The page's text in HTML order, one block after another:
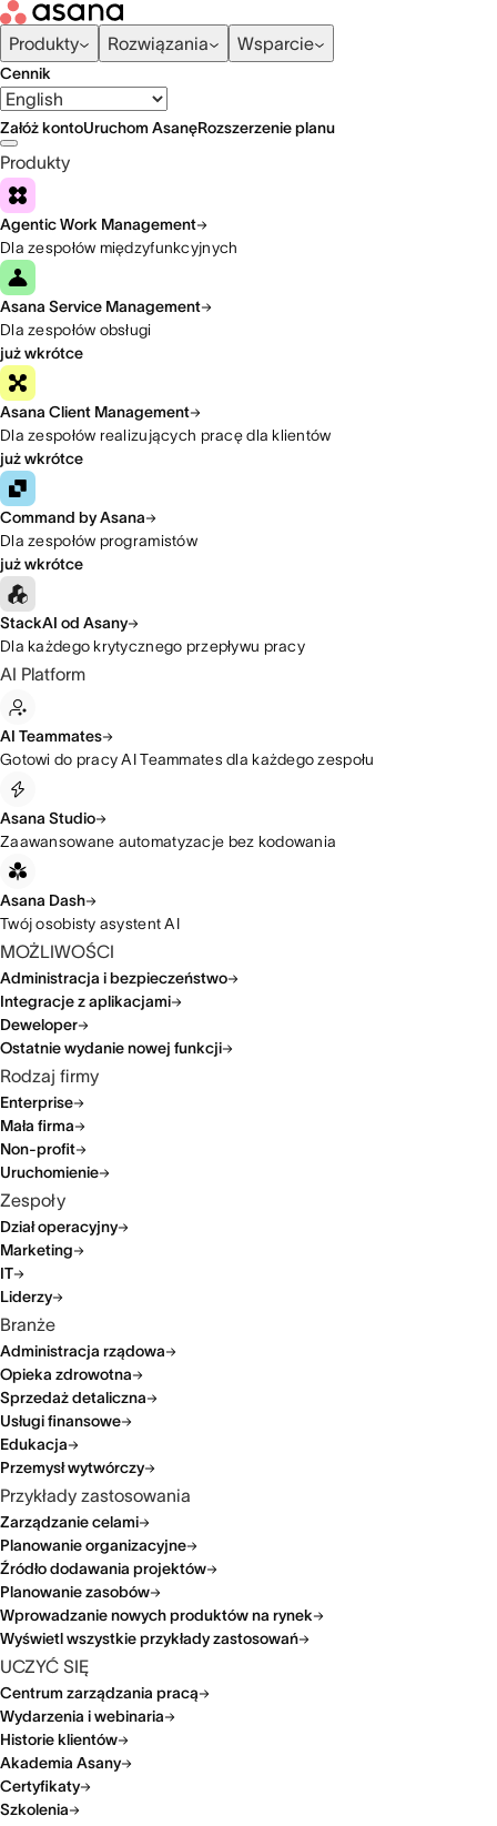
Produkty Rozwiązania Wsparcie
Cennik
Załóż kontoUruchom AsanęRozszerzenie planu
Produkty
Agentic Work Management
Dla zespołów międzyfunkcyjnych
Asana Service Management
Dla zespołów obsługi
już wkrótce
Asana Client Management
Dla zespołów realizujących pracę dla klientów
już wkrótce
Command by Asana
Dla zespołów programistów
już wkrótce
StackAI od Asany
Dla każdego krytycznego przepływu pracy
AI Platform
AI Teammates
Gotowi do pracy AI Teammates dla każdego zespołu
Asana Studio
Zaawansowane automatyzacje bez kodowania
Asana Dash
Twój osobisty asystent AI
MOŻLIWOŚCI
Administracja i bezpieczeństwo
Integracje z aplikacjami
Deweloper
Ostatnie wydanie nowej funkcji
Rodzaj firmy
Enterprise
Mała firma
Non-profit
Uruchomienie
Zespoły
Dział operacyjny
Marketing
IT
Liderzy
Branże
Administracja rządowa
Opieka zdrowotna
Sprzedaż detaliczna
Usługi finansowe
Edukacja
Przemysł wytwórczy
Przykłady zastosowania
Zarządzanie celami
Planowanie organizacyjne
Źródło dodawania projektów
Planowanie zasobów
Wprowadzanie nowych produktów na rynek
Wyświetl wszystkie przykłady zastosowań
UCZYĆ SIĘ
Centrum zarządzania pracą
Wydarzenia i webinaria
Historie klientów
Akademia Asany
Certyfikaty
Szkolenia